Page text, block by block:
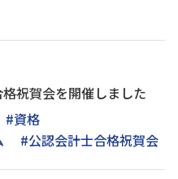
祝賀会を開催しました
#資格
#公認会計士合格祝賀会